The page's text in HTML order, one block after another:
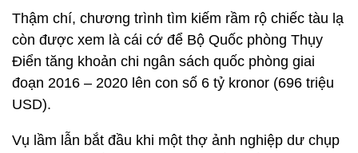
Thậm chí, chương trình tìm kiếm rầm rộ chiếc tàu lạ
còn được xem là cái cớ để Bộ Quốc phòng Thụy
Điển tăng khoản chi ngân sách quốc phòng giai
đoạn 2016 – 2020 lên con số 6 tỷ kronor (696 triệu
USD).
Vụ lầm lẫn bắt đầu khi một thợ ảnh nghiệp dư chụp